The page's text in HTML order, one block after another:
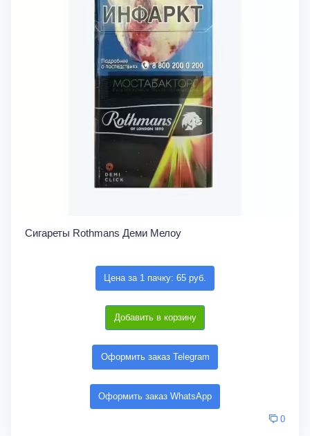
Сигареты Rothmans Деми Мелоу
Цена за 1 пачку: 65 руб.
Добавить в корзину
Оформить заказ Telegram
Оформить заказ WhatsApp
0